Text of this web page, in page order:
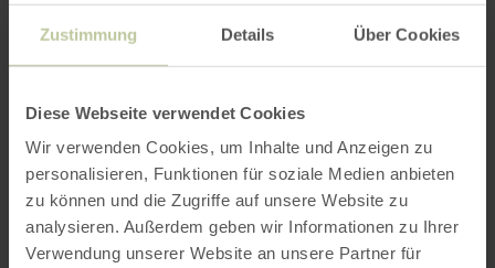
Zustimmung Details Über Cookies
Diese Webseite verwendet Cookies
Wir verwenden Cookies, um Inhalte und Anzeigen zu
personalisieren, Funktionen für soziale Medien anbieten
zu können und die Zugriffe auf unsere Website zu
analysieren. Außerdem geben wir Informationen zu Ihrer
Verwendung unserer Website an unsere Partner für
Openingstijden
Kenmerken / bijzonderheden
Categorieën
Aantal zitplaatsen